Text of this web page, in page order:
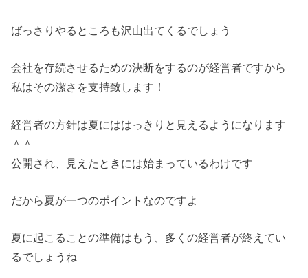
ばっさりやるところも沢山出てくるでしょう
会社を存続させるための決断をするのが経営者ですから
私はその潔さを支持致します！
経営者の方針は夏にははっきりと見えるようになります
＾＾
公開され、見えたときには始まっているわけです
だから夏が一つのポイントなのですよ
夏に起こることの準備はもう、多くの経営者が終えてい
るでしょうね